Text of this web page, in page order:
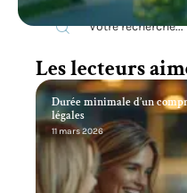
Les lecteurs
Durée minimale d’un
légales
11 mars 2026